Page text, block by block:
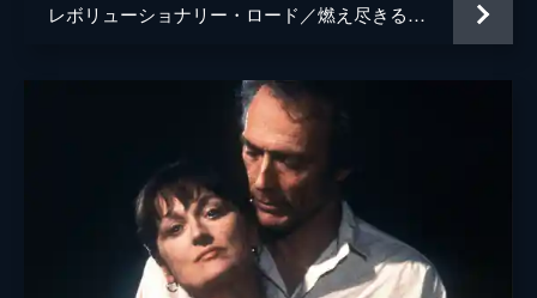
レボリューショナリー・ロード／燃え尽きるまで